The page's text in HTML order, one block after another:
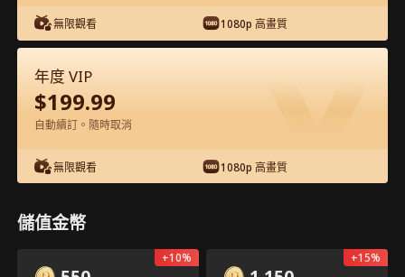
第9集 - 正牌千金的A+人生 完整影片
1-50 51-60
9 10 13
18
APP專屬：免費解鎖 開啟
無限觀看 1080p 高畫質
年度 VIP
$199.99
自動續訂。隨時取消
無限觀看 1080p 高畫質
儲值金幣
+10% +15%